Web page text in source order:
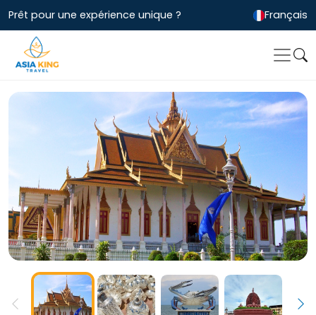
Prêt pour une expérience unique ? Français